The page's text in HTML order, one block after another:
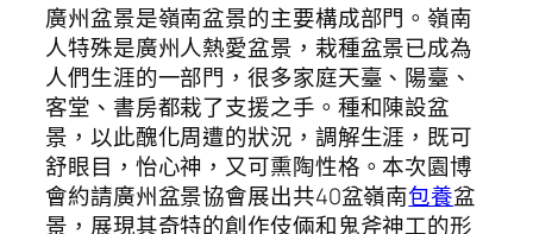
廣州盆景是嶺南盆景的主要構成部門。嶺南
人特殊是廣州人熱愛盆景，栽種盆景已成為
人們生涯的一部門，很多家庭天臺、陽臺、
客堂、書房都栽了支援之手。種和陳設盆
景，以此醜化周遭的狀況，調解生涯，既可
舒眼目，怡心神，又可熏陶性格。本次園博
會約請廣州盆景協會展出共40盆嶺南包養盆
景，展現其奇特的創作伎倆和鬼斧神工的形